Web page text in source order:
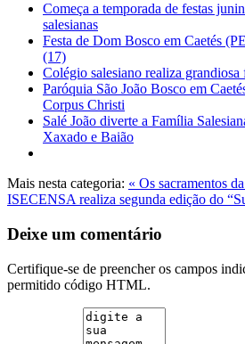
Começa a temporada de festas
salesianas
Festa de Dom Bosco em Caetés
(17)
Colégio salesiano realiza
Paróquia São João Bosco em
Corpus Christi
Salé João diverte a Família
Xaxado e Baião
Mais nesta categoria: « Os sacramentos
ISECENSA realiza segunda edição do
Deixe um comentário
Certifique-se de preencher os campos
permitido código HTML.